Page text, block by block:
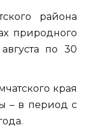
района
природного
по 30
края
– в период с